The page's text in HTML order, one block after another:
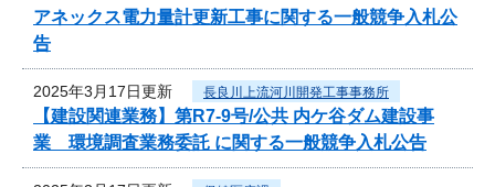
アネックス電力量計更新工事に関する一般競争入札公
告
2025年3月17日更新 長良川上流河川開発工事事務所
【建設関連業務】第R7-9号/公共 内ケ谷ダム建設事
業 環境調査業務委託 に関する一般競争入札公告